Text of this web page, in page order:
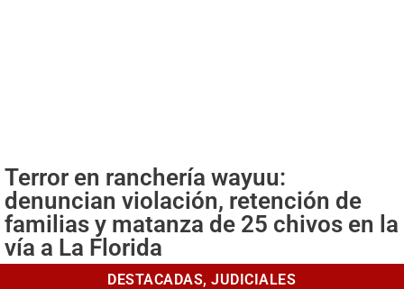
Terror en ranchería wayuu:
denuncian violación, retención de
familias y matanza de 25 chivos en la
vía a La Florida
DESTACADAS, JUDICIALES